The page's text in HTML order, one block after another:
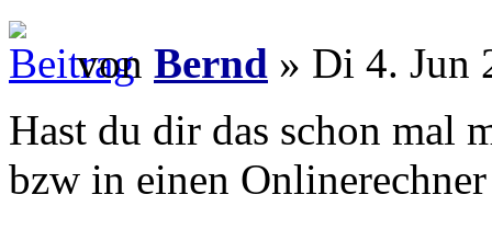
von Bernd » Di 4. Jun
Hast du dir das schon mal
bzw in einen